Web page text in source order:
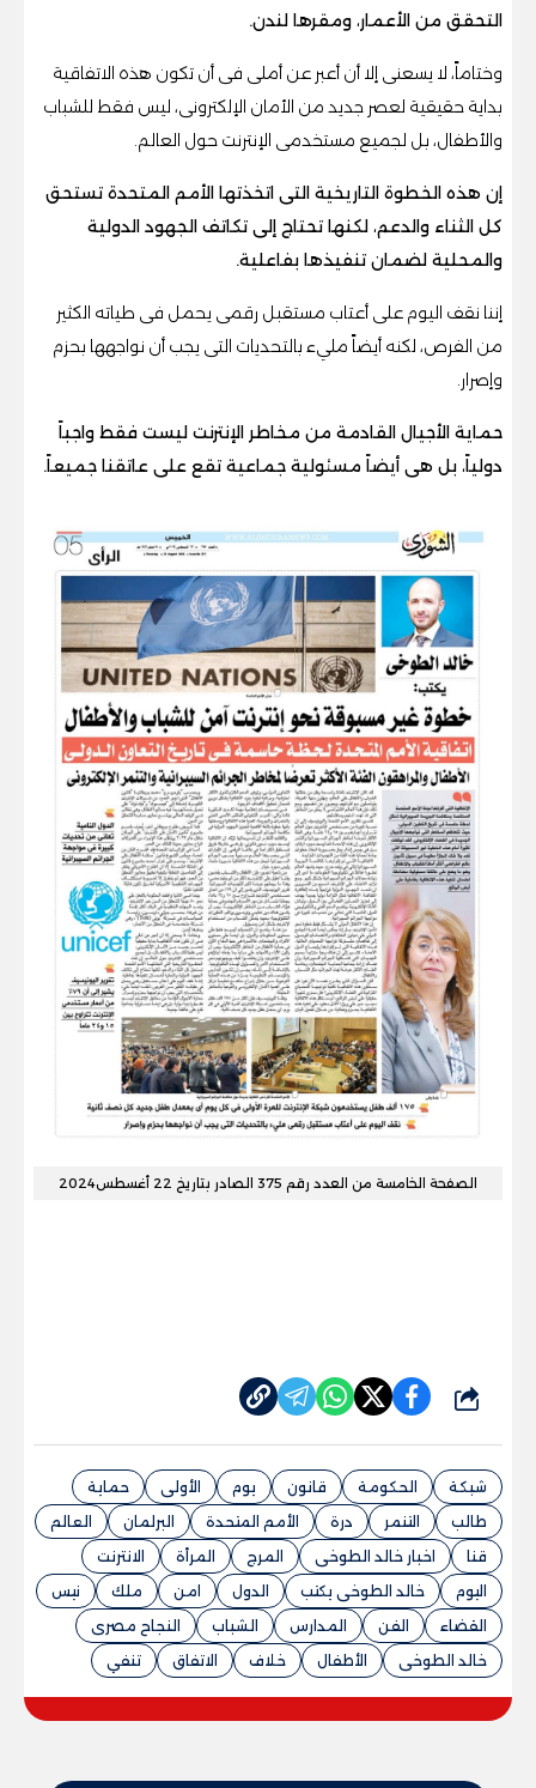
التحقق من الأعمار، ومقرها لندن.
وختاماً، لا يسعنى إلا أن أعبر عن أملى فى أن تكون هذه الاتفاقية
بداية حقيقية لعصر جديد من الأمان الإلكترونى، ليس فقط للشباب
والأطفال، بل لجميع مستخدمى الإنترنت حول العالم.
إن هذه الخطوة التاريخية التى اتخذتها الأمم المتحدة تستحق
كل الثناء والدعم، لكنها تحتاج إلى تكاتف الجهود الدولية
والمحلية لضمان تنفيذها بفاعلية.
إننا نقف اليوم على أعتاب مستقبل رقمى يحمل فى طياته الكثير
من الفرص، لكنه أيضاً مليء بالتحديات التى يجب أن نواجهها بحزم
وإصرار.
حماية الأجيال القادمة من مخاطر الإنترنت ليست فقط واجباً
دولياً، بل هى أيضاً مسئولية جماعية تقع على عاتقنا جميعاً.
الصفحة الخامسة من العدد رقم 375 الصادر بتاريخ 22 أغسطس2024
شارك
شبكة الحكومة قانون يوم الأولى
حماية
طالب
التنمر درة الأمم المتحدة البرلمان
العالم
قنا
اخبار خالد الطوخى المرج المرأة
الانترنت
اليوم
خالد الطوخى يكتب الدول امن ملك
نيس
القضاء
الفن المدارس الشباب
النجاح مصرى
خالد الطوخى
الأطفال خلاف الاتفاق تنفي